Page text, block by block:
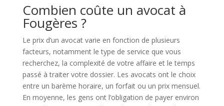
Combien coûte un avocat à
Fougères ?
Le prix d’un avocat varie en fonction de plusieurs
facteurs, notamment le type de service que vous
recherchez, la complexité de votre affaire et le temps
passé à traiter votre dossier. Les avocats ont le choix
entre un barème horaire, un forfait ou un prix mensuel.
En moyenne, les gens ont l’obligation de payer environ